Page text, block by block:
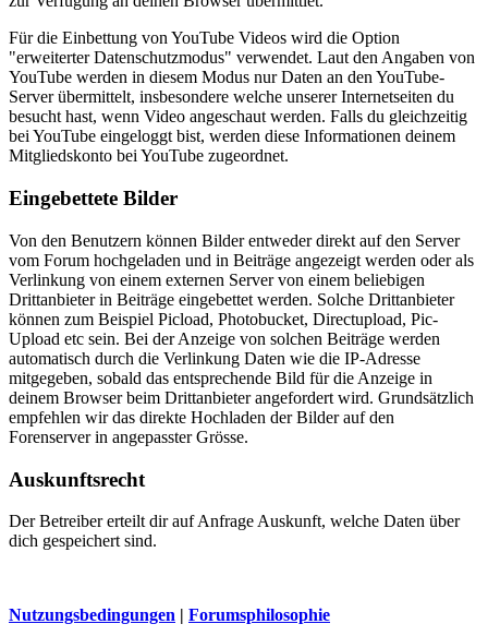
Für die Einbettung von YouTube Videos wird die Option
"erweiterter Datenschutzmodus" verwendet. Laut den Angaben von
YouTube werden in diesem Modus nur Daten an den YouTube-
Server übermittelt, insbesondere welche unserer Internetseiten du
besucht hast, wenn Video angeschaut werden. Falls du gleichzeitig
bei YouTube eingeloggt bist, werden diese Informationen deinem
Mitgliedskonto bei YouTube zugeordnet.
Eingebettete Bilder
Von den Benutzern können Bilder entweder direkt auf den Server
vom Forum hochgeladen und in Beiträge angezeigt werden oder als
Verlinkung von einem externen Server von einem beliebigen
Drittanbieter in Beiträge eingebettet werden. Solche Drittanbieter
können zum Beispiel Picload, Photobucket, Directupload, Pic-
Upload etc sein. Bei der Anzeige von solchen Beiträge werden
automatisch durch die Verlinkung Daten wie die IP-Adresse
mitgegeben, sobald das entsprechende Bild für die Anzeige in
deinem Browser beim Drittanbieter angefordert wird. Grundsätzlich
empfehlen wir das direkte Hochladen der Bilder auf den
Forenserver in angepasster Grösse.
Auskunftsrecht
Der Betreiber erteilt dir auf Anfrage Auskunft, welche Daten über
dich gespeichert sind.
Nutzungsbedingungen | Forumsphilosophie